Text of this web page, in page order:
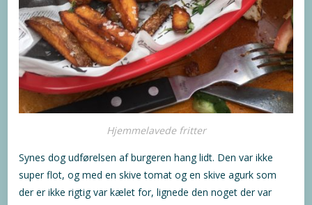
Hjemmelavede fritter
Synes dog udførelsen af burgeren hang lidt. Den var ikke
super flot, og med en skive tomat og en skive agurk som
der er ikke rigtig var kælet for, lignede den noget der var